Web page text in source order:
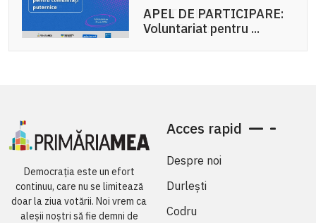
APEL DE PARTICIPARE:
Voluntariat pentru ...
Democrația este un efort
continuu, care nu se limitează
doar la ziua votării. Noi vrem ca
aleșii noștri să fie demni de
Acces rapid
Despre noi
Durlești
Codru